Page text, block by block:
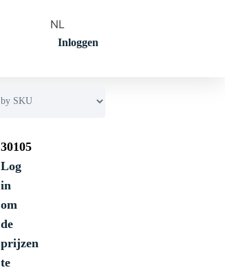
NL
Inloggen
30105
Log
in
om
de
prijzen
te